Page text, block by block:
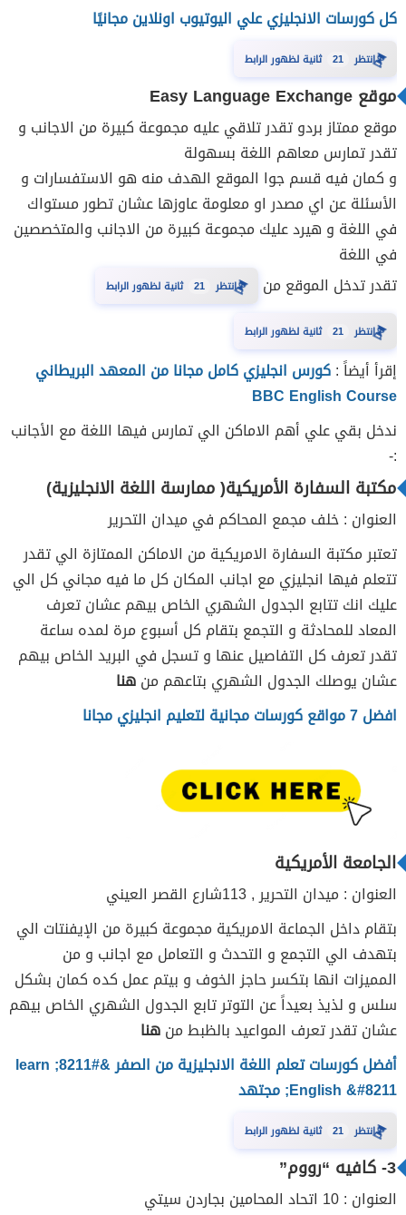
كل كورسات الانجليزي علي اليوتيوب اونلاين مجانيًا
⏳انتظر 20 ثانية لظهور الرابط
موقع Easy Language Exchange
موقع ممتاز بردو تقدر تلاقي عليه مجموعة كبيرة من الاجانب و
تقدر تمارس معاهم اللغة بسهولة
و كمان فيه قسم جوا الموقع الهدف منه هو الاستفسارات و
الأسئلة عن اي مصدر او معلومة عاوزها عشان تطور مستواك
في اللغة و هيرد عليك مجموعة كبيرة من الاجانب والمتخصصين
في اللغة
تقدر تدخل الموقع من ⏳انتظر 20 ثانية لظهور الرابط
⏳انتظر 20 ثانية لظهور الرابط
إقرأ أيضاً :كورس انجليزي كامل مجانا من المعهد البريطاني
BBC English Course
ندخل بقي علي أهم الاماكن الي تمارس فيها اللغة مع الأجانب
:-
مكتبة السفارة الأمريكية( ممارسة اللغة الانجليزية)
العنوان : خلف مجمع المحاكم في ميدان التحرير
تعتبر مكتبة السفارة الامريكية من الاماكن الممتازة الي تقدر
تتعلم فيها انجليزي مع اجانب المكان كل ما فيه مجاني كل الي
عليك انك تتابع الجدول الشهري الخاص بيهم عشان تعرف
المعاد للمحادثة و التجمع بتقام كل أسبوع مرة لمده ساعة
تقدر تعرف كل التفاصيل عنها و تسجل في البريد الخاص بيهم
عشان يوصلك الجدول الشهري بتاعهم منهنا
افضل 7 مواقع كورسات مجانية لتعليم انجليزي مجانا
الجامعة الأمريكية
العنوان : ميدان التحرير , 113شارع القصر العيني
بتقام داخل الجماعة الامريكية مجموعة كبيرة من الإيفنتات الي
بتهدف الي التجمع و التحدث و التعامل مع اجانب و من
المميزات انها بتكسر حاجز الخوف و بيتم عمل كده كمان بشكل
سلس و لذيذ بعيداً عن التوتر تابع الجدول الشهري الخاص بيهم
عشان تقدر تعرف المواعيد بالظبط منهنا
أفضل كورسات تعلم اللغة الانجليزية من الصفر &#8211; learn
English &#8211; مجتهد
⏳انتظر 20 ثانية لظهور الرابط
3- كافيه “رووم”
العنوان : 10 اتحاد المحامين بجاردن سيتي